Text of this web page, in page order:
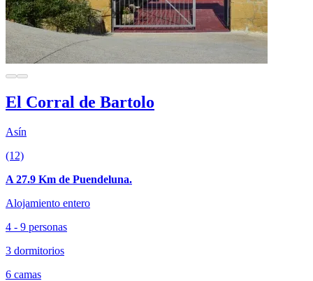
El Corral de Bartolo
Asín
(12)
A 27.9 Km de Puendeluna.
Alojamiento entero
4 - 9 personas
3 dormitorios
6 camas